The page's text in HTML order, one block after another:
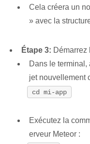
Cela créera un
» avec la
Étape 3: Démarrez
Dans le terminal,
jet nouvellement
cd mi-app
Exécutez la
erveur Meteor :